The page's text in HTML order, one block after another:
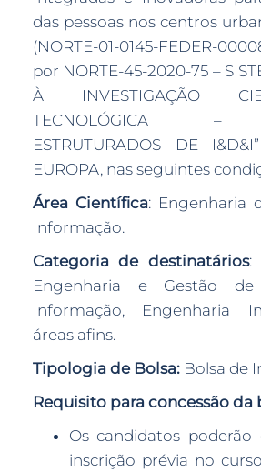
das pessoas nos centros
(NORTE-01-0145-FEDER-
por NORTE-45-2020-75 –
À INVESTIGAÇÃO
TECNOLÓGICA –
ESTRUTURADOS DE
EUROPA, nas seguintes
Área Científica: Engenharia
Informação.
Categoria de destinatários:
Engenharia e Gestão
Informação, Engenharia
áreas afins.
Tipologia de Bolsa:Bolsa de
Requisito para concessão da
Os candidatos poderão
inscrição prévia no